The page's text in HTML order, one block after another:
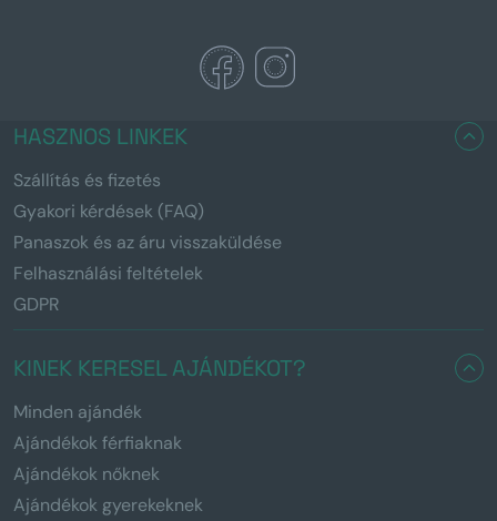
HASZNOS LINKEK
Szállítás és fizetés
Gyakori kérdések (FAQ)
Panaszok és az áru visszaküldése
Felhasználási feltételek
GDPR
KINEK KERESEL AJÁNDÉKOT?
Minden ajándék
Ajándékok férfiaknak
Ajándékok nőknek
Ajándékok gyerekeknek